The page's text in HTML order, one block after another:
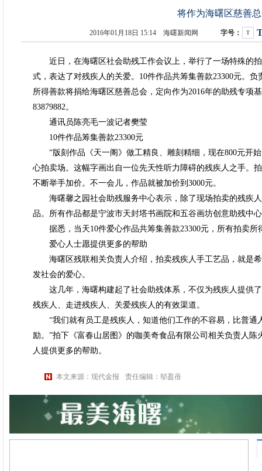
将作为海曙区慈善
2016年01月18日 15:14 海曙新闻网 字号： T
近日，在海曙区社会助残工作会议上，举行了一场特殊的
式，表达了对残疾人的关爱。10件作品共筹集善款23300元。
所得善款将捐给海曙区慈善总会，定向作为2016年的助残专项
83879882。
通讯员陈亮毛一波记者樊莹
10件作品筹集善款23300元
“版刻作品《天一阁》做工精良、雕刻精细，现在800元开
心拍卖场。这幅字画出自一位先天性听力障碍的残疾人之手。
不断举手加价。不一会儿，作品就被加价到3000元。
海曙馨之园社会助残服务中心表示，除了现场拍卖的残疾人
品。所有作品都是宁波市天封塔书画院和五谷画坊创意助残中
据悉，当天10件爱心作品共筹集善款23300元，所有拍卖所
爱心人士愿提供更多的帮助
海曙区残联相关负责人介绍，拍卖残疾人手工艺品，就是
发社会的爱心。
这几年，海曙构建起了社会助残体系，不仅为残疾人提供
残疾人、走进残疾人、关爱残疾人的有效渠道。
“我们就有员工是残疾人，知道他们工作的不容易，比普通
励。”拍下《富春山居图》的咖美奇食品有限公司相关负责人
人提供更多的帮助。
本文来源：现代金报 责任编辑：邬盈蓓